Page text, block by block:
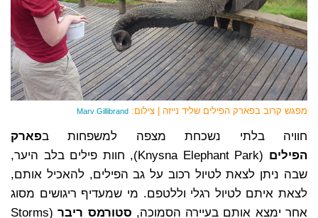
מפגש קרוב בפארק הפילים שליד נייזה | צילום: Marv Gillibrand
חוויה בלתי נשכחת מצפה למשפחות בפארק
הפילים
(Knysna Elephant Park), חוות פילים בלב היער,
שבה ניתן לצאת לטיול רכוב על גב הפילים, להאכיל אותם,
לצאת איתם לטיול רגלי וללטפם. מי שמעדיף ריגושים מסוג
אחר ימצא אותם בעיירה הסמוכה, סטורמס ריבר
(Storms